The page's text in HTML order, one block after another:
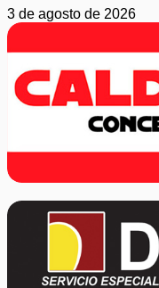
3 de agosto de 2026